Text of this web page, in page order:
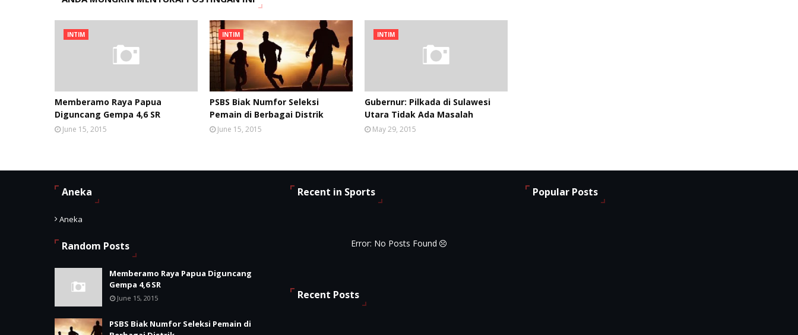
INTIM
Memberamo Raya Papua
Diguncang Gempa 4,6 SR
June 15, 2015
INTIM
PSBS Biak Numfor Seleksi
Pemain di Berbagai Distrik
June 15, 2015
INTIM
Gubernur: Pilkada di Sulawesi
Utara Tidak Ada Masalah
May 29, 2015
Aneka
Aneka
Random Posts
Memberamo Raya Papua Diguncang
Gempa 4,6 SR
June 15, 2015
PSBS Biak Numfor Seleksi Pemain di
Recent in Sports
Error: No Posts Found
Recent Posts
Popular Posts